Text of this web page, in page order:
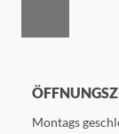
Montags